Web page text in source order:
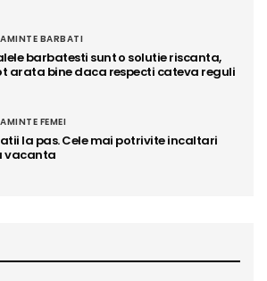
BARBATI
barbatesti sunt o solutie riscanta,
arata bine daca respecti cateva reguli
FEMEI
la pas. Cele mai potrivite incaltari
vacanta